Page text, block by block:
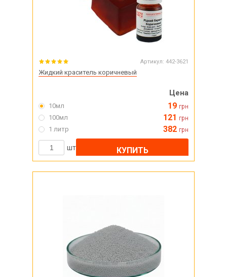
Артикул: 442-3621
Жидкий краситель коричневый
Цена
10мл 19 грн
100мл 121 грн
1 литр 382 грн
шт КУПИТЬ